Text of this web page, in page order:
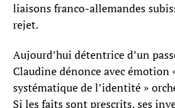
liaisons franco-allemandes
rejet.
Aujourd’hui détentrice d’un
Claudine dénonce avec émotion
systématique de l’identité »
Si les faits sont prescrits, ses